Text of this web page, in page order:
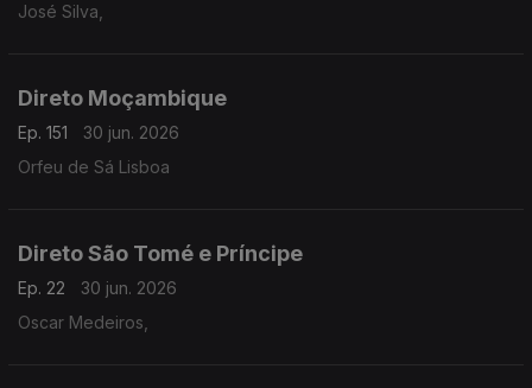
José Silva,
Direto Moçambique
Ep. 151
30 jun. 2026
Orfeu de Sá Lisboa
Direto São Tomé e Príncipe
Ep. 22
30 jun. 2026
Oscar Medeiros,